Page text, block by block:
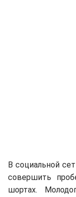
В социальной
совершить
шортах.